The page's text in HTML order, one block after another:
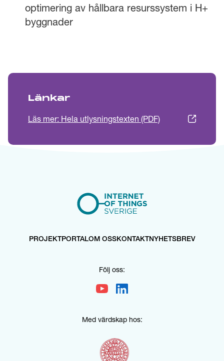
optimering av hållbara resurssystem i H+
byggnader
Länkar
Läs mer: Hela utlysningstexten (PDF)
PROJEKTPORTALOM OSSKONTAKT NYHETSBREV
Följ oss:
Med värdskap hos: